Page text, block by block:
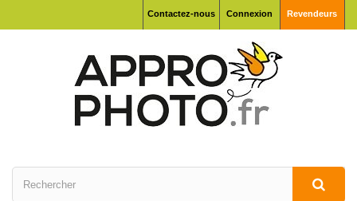
Connexion Revendeurs
Contactez-nous